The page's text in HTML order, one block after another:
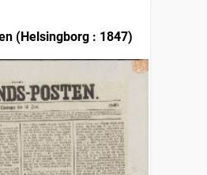
(Helsingborg : 1847)